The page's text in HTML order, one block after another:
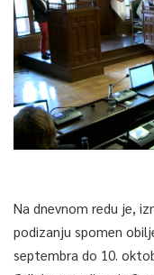
Na dnevnom redu je,
podizanju spomen
septembra do 10.